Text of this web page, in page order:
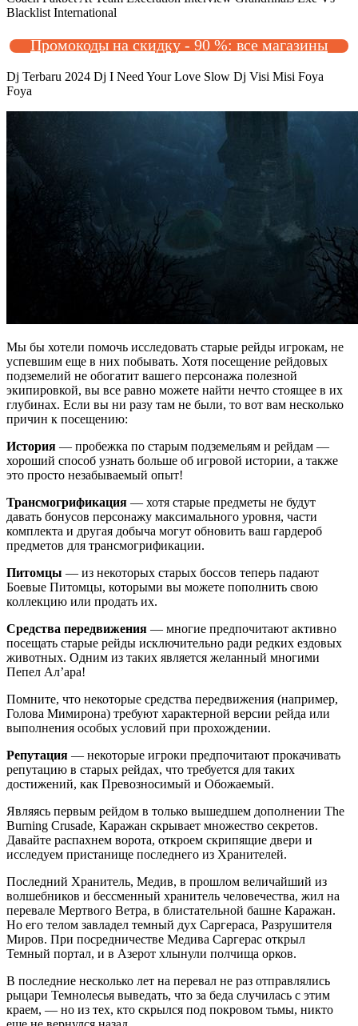
Blacklist International
Промокоды на скидку - 90 %: все магазины
Dj Terbaru 2024 Dj I Need Your Love Slow Dj Visi Misi Foya
Foya
Мы бы хотели помочь исследовать старые рейды игрокам, не
успевшим еще в них побывать. Хотя посещение рейдовых
подземелий не обогатит вашего персонажа полезной
экипировкой, вы все равно можете найти нечто стоящее в их
глубинах. Если вы ни разу там не были, то вот вам несколько
причин к посещению:
История — пробежка по старым подземельям и рейдам —
хороший способ узнать больше об игровой истории, а также
это просто незабываемый опыт!
Трансмогрификация — хотя старые предметы не будут
давать бонусов персонажу максимального уровня, части
комплекта и другая добыча могут обновить ваш гардероб
предметов для трансмогрификации.
Питомцы — из некоторых старых боссов теперь падают
Боевые Питомцы, которыми вы можете пополнить свою
коллекцию или продать их.
Средства передвижения — многие предпочитают активно
посещать старые рейды исключительно ради редких ездовых
животных. Одним из таких является желанный многими
Пепел Ал’ара!
Помните, что некоторые средства передвижения (например,
Голова Мимирона) требуют характерной версии рейда или
выполнения особых условий при прохождении.
Репутация — некоторые игроки предпочитают прокачивать
репутацию в старых рейдах, что требуется для таких
достижений, как Превозносимый и Обожаемый.
Являясь первым рейдом в только вышедшем дополнении The
Burning Crusade, Каражан скрывает множество секретов.
Давайте распахнем ворота, откроем скрипящие двери и
исследуем пристанище последнего из Хранителей.
Последний Хранитель, Медив, в прошлом величайший из
волшебников и бессменный хранитель человечества, жил на
перевале Мертвого Ветра, в блистательной башне Каражан.
Но его телом завладел темный дух Саргераса, Разрушителя
Миров. При посредничестве Медива Саргерас открыл
Темный портал, и в Азерот хлынули полчища орков.
В последние несколько лет на перевал не раз отправлялись
рыцари Темнолесья выведать, что за беда случилась с этим
краем, — но из тех, кто скрылся под покровом тьмы, никто